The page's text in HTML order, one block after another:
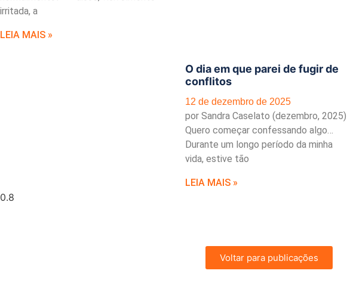
irritada, a
LEIA MAIS »
O dia em que parei de fugir de
conflitos
12 de dezembro de 2025
por Sandra Caselato (dezembro, 2025)
Quero começar confessando algo…
Durante um longo período da minha
vida, estive tão
LEIA MAIS »
Voltar para publicações